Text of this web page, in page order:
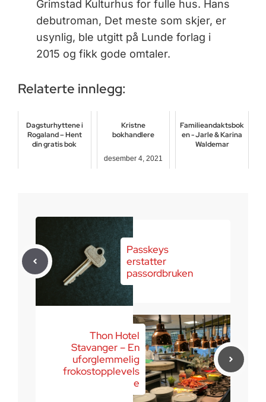
Grimstad Kulturhus for fulle hus. Hans
debutroman, Det meste som skjer, er
usynlig, ble utgitt på Lunde forlag i
2015 og fikk gode omtaler.
Relaterte innlegg:
Dagsturhyttene i
Rogaland – Hent
din gratis bok
Kristne
bokhandlere
desember 4, 2021
Familieandaktsbok
en - Jarle & Karina
Waldemar
Passkeys
erstatter
passordbruken
Thon Hotel
Stavanger – En
uforglemmelig
frokostopplevels
e